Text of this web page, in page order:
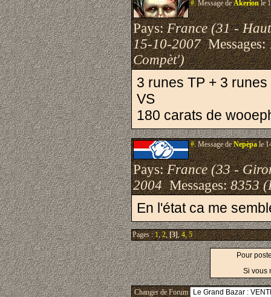
#.Message deAkerionle
Pays:France (31 -
15-10-2007Messages:
Compèt')
3 runes TP + 3
VS
180 carats de
#.Message deNepèpale
Pays:France (33 -
2004Messages:8353
En l'état ca me
Pages :1,2,[3],4,5
Pour
Si vous
Changer de Forum